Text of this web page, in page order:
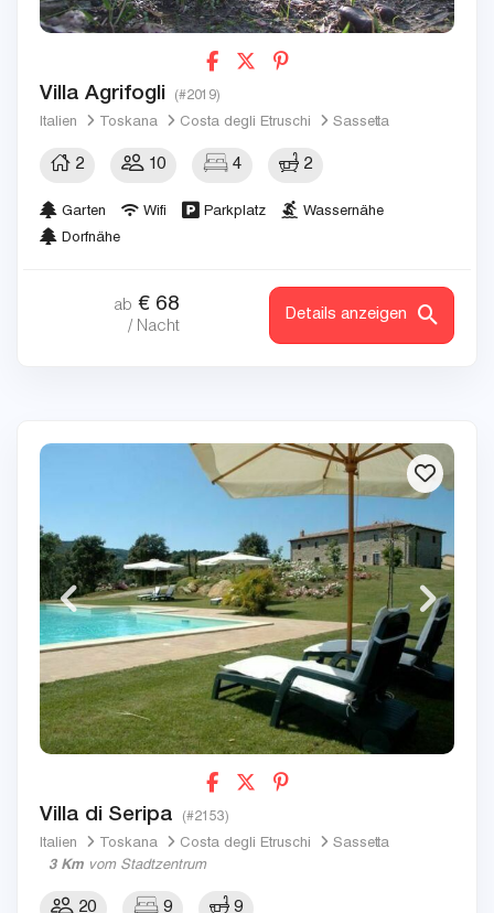
Villa Agrifogli (#2019)
Italien Toskana Costa degli Etruschi Sassetta
2 10 4 2
Garten Wifi Parkplatz
Wassernähe
Dorfnähe
ab € 68
/ Nacht
Details anzeigen
Villa di Seripa (#2153)
Italien Toskana Costa degli Etruschi
Sassetta
3 Km vom Stadtzentrum
20 9 9